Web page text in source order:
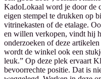
KadoLokaal word je door de
eigen stempel te drukken op
vitrinekasten of de etalage.
en willen verkopen, vindt hij
onderzoeken of deze
wordt de winkel ook een
leuk.” Op deze plek ervaart
bevoorrechte positie. Dat is